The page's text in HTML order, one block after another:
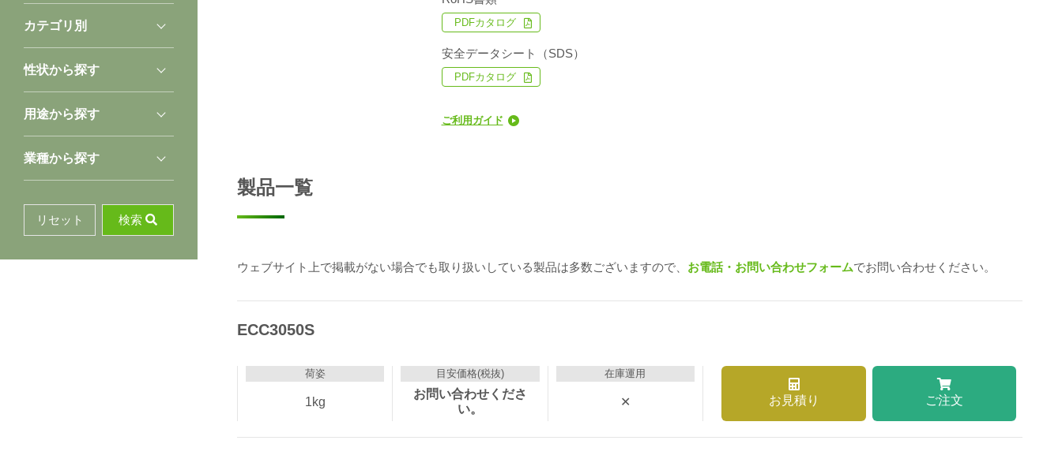
カテゴリ別
性状から探す
用途から探す
業種から探す
リセット 検索
PDFカタログ
安全データシート（SDS）
PDFカタログ
ご利用ガイド
製品一覧
ウェブサイト上で掲載がない場合でも取り扱いしている製品は多数ございますので、 お電話・お問い合わせフォームでお問い合わせください。
ECC3050S
荷姿
1kg
目安価格(税抜)
お問い合わせくださ
い。
在庫運用
✕ お見積り ご注文